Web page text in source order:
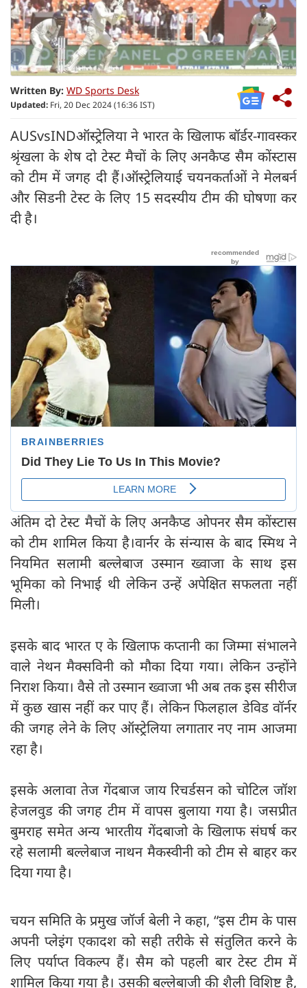
Written By: WD Sports Desk
Updated: Fri, 20 Dec 2024 (16:36 IST)
AUSvsINDऑस्ट्रेलिया ने भारत के खिलाफ बॉर्डर-गावस्कर
श्रृंखला के शेष दो टेस्ट मैचों के लिए अनकैप्ड सैम कोंस्टास
को टीम में जगह दी हैं।ऑस्ट्रेलियाई चयनकर्ताओं ने मेलबर्न
और सिडनी टेस्ट के लिए 15 सदस्यीय टीम की घोषणा कर
दी है।
अंतिम दो टेस्ट मैचों के लिए अनकैप्ड ओपनर सैम कोंस्टास
को टीम शामिल किया है।वार्नर के संन्यास के बाद स्मिथ ने
नियमित सलामी बल्लेबाज उस्मान ख्वाजा के साथ इस
भूमिका को निभाई थी लेकिन उन्हें अपेक्षित सफलता नहीं
मिली।
इसके बाद भारत ए के खिलाफ कप्तानी का जिम्मा संभालने
वाले नेथन मैक्सविनी को मौका दिया गया। लेकिन उन्होंने
निराश किया। वैसे तो उस्मान ख्वाजा भी अब तक इस सीरीज
में कुछ खास नहीं कर पाए हैं। लेकिन फिलहाल डेविड वॉर्नर
की जगह लेने के लिए ऑस्ट्रेलिया लगातार नए नाम आजमा
रहा है।
इसके अलावा तेज गेंदबाज जाय रिचर्डसन को चोटिल जॉश
हेजलवुड की जगह टीम में वापस बुलाया गया है। जसप्रीत
बुमराह समेत अन्य भारतीय गेंदबाजो के खिलाफ संघर्ष कर
रहे सलामी बल्लेबाज नाथन मैकस्वीनी को टीम से बाहर कर
दिया गया है।
चयन समिति के प्रमुख जॉर्ज बेली ने कहा, “इस टीम के पास
अपनी प्लेइंग एकादश को सही तरीके से संतुलित करने के
लिए पर्याप्त विकल्प हैं। सैम को पहली बार टेस्ट टीम में
शामिल किया गया है। उसकी बल्लेबाजी की शैली विशिष्ट है,